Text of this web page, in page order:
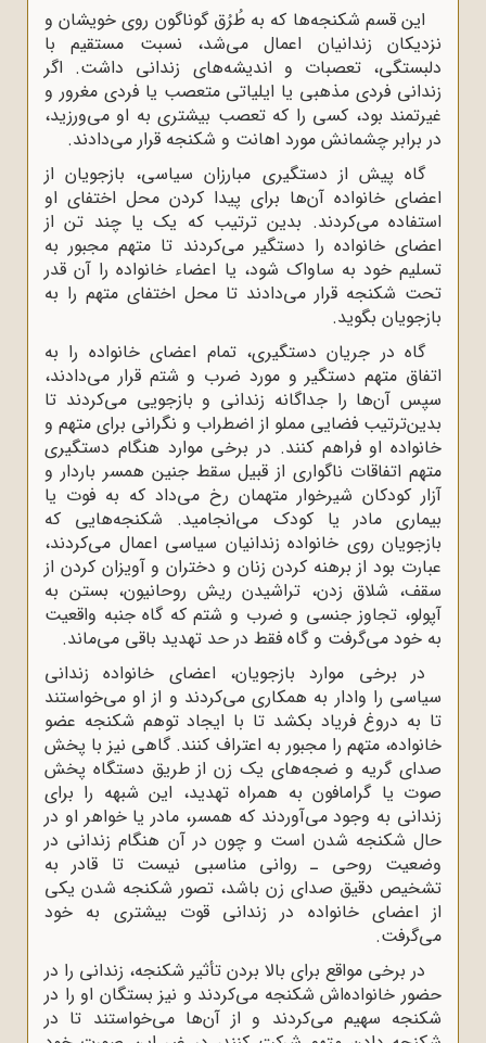
این قسم شکنجه‌ها که به طُرُق گوناگون روی خویشان و
نزدیکان زندانیان اعمال می‌شد، نسبت مستقیم با
دلبستگی، تعصبات و اندیشه‌های زندانی داشت. اگر
زندانی فردی مذهبی یا ایلیاتی متعصب یا فردی مغرور و
غیرتمند بود، کسی را که تعصب بیشتری به او می‌ورزید،
در برابر چشمانش مورد اهانت و شکنجه قرار می‌دادند.
گاه پیش از دستگیری مبارزان سیاسی، بازجویان از
اعضای خانواده آن‌ها برای پیدا کردن محل اختفای او
استفاده می‌کردند. بدین ترتیب که یک یا چند تن از
اعضای خانواده را دستگیر می‌کردند تا متهم مجبور به
تسلیم خود به ساواک شود، یا اعضاء خانواده را آن قدر
تحت شکنجه قرار می‌دادند تا محل اختفای متهم را به
بازجویان بگوید.
گاه در جریان دستگیری، تمام اعضای خانواده را به
اتفاق متهم دستگیر و مورد ضرب و شتم قرار می‌دادند،
سپس آن‌ها را جداگانه زندانی و بازجویی می‌کردند تا
بدین‌ترتیب فضایی مملو از اضطراب و نگرانی برای متهم و
خانواده او فراهم کنند. در برخی موارد هنگام دستگیری
متهم اتفاقات ناگواری از قبیل سقط جنین همسر باردار و
آزار کودکان شیرخوار متهمان رخ می‌داد که به فوت یا
بیماری مادر یا کودک می‌انجامید. شکنجه‌هایی که
بازجویان روی خانواده زندانیان سیاسی اعمال می‌کردند،
عبارت بود از برهنه کردن زنان و دختران و آویزان کردن از
سقف، شلاق زدن، تراشیدن ریش روحانیون، بستن به
آپولو، تجاوز جنسی و ضرب و شتم که گاه جنبه واقعیت
به خود می‌گرفت و گاه فقط در حد تهدید باقی می‌ماند.
در برخی موارد بازجویان، اعضای خانواده زندانی
سیاسی را وادار به همکاری می‌کردند و از او می‌خواستند
تا به دروغ فریاد بکشد تا با ایجاد توهم شکنجه عضو
خانواده، متهم را مجبور به اعتراف کنند. گاهی نیز با پخش
صدای گریه و ضجه‌های یک زن از طریق دستگاه پخش
صوت یا گرامافون به همراه تهدید، این شبهه را برای
زندانی به وجود می‌آوردند که همسر، مادر یا خواهر او در
حال شکنجه شدن است و چون در آن هنگام زندانی در
وضعیت روحی ـ روانی مناسبی نیست تا قادر به
تشخیص دقیق صدای زن باشد، تصور شکنجه شدن یکی
از اعضای خانواده در زندانی قوت بیشتری به خود
می‌گرفت.
در برخی مواقع برای بالا بردن تأثیر شکنجه، زندانی را در
حضور خانواده‌اش شکنجه می‌کردند و نیز بستگان او را در
شکنجه سهیم می‌کردند و از آن‌ها می‌خواستند تا در